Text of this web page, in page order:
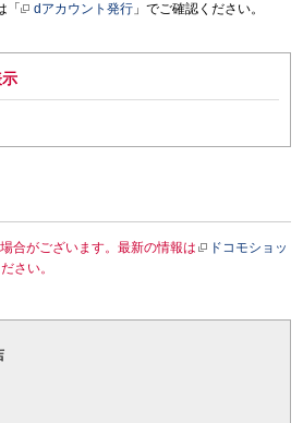
「
dアカウント発行 」でご確認ください。
合がございます。最新の情報は
ドコモショッ
さい。